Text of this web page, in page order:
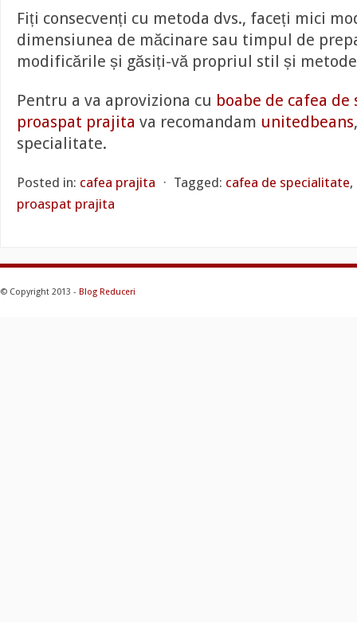
Fiți consecvenți cu metoda dvs., faceți mici
dimensiunea de măcinare sau timpul de
modificările și găsiți-vă propriul stil și
Pentru a va aproviziona cu boabe de cafea
proaspat prajita va recomandam unitedbeans
specialitate.
Posted in: cafea prajita ⋅ Tagged: cafea de specialitate,
proaspat prajita
© Copyright 2013 - Blog Reduceri